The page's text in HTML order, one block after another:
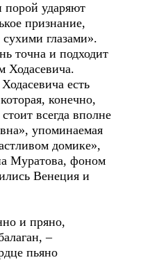
порой ударяют
признание,
глазами».
точна и подходит
Ходасевича.
есть
конечно,
всегда вполне
упоминаемая
домике»,
Муратова, фоном
Венеция и
и пряно,
–
пьяно